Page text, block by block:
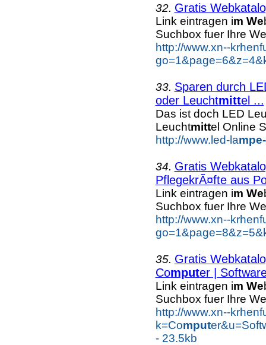
32. Gratis
Link eintragen im We
Suchbox fuer Ihre
http://www.xn--
33. Sparen durch
oder Leuchtmittel ...
Das ist doch LED
Leuchtmittel Online
http://www.led-lampe-
34. Gratis
PflegekrÃ¤fte aus
Link eintragen im We
Suchbox fuer Ihre
http://www.xn--
35. Gratis
Computer |
Link eintragen im We
Suchbox fuer Ihre
http://www.xn--
k=Comput
- 23.5kb